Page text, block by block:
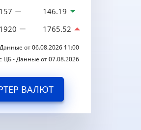
157 146.19
1920 1765.52
от 06.08.2026 11:00
ЦБ - Данные от 07.08.2026
ВАЛЮТ